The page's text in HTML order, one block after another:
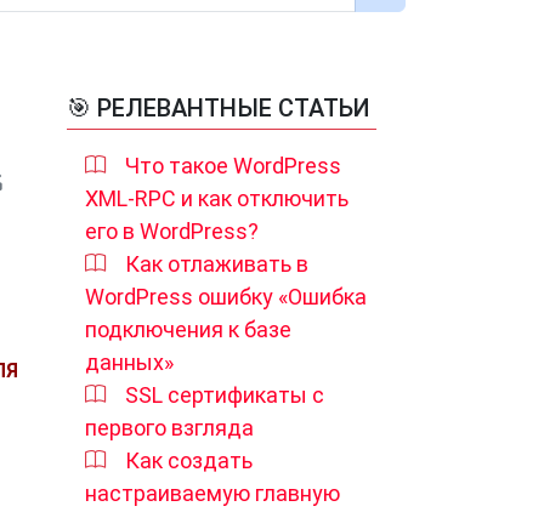
🎯 РЕЛЕВАНТНЫЕ СТАТЬИ
Что такое WordPress
XML-RPC и как отключить
его в WordPress?
Как отлаживать в
WordPress ошибку «Ошибка
подключения к базе
данных»
SSL сертификаты с
первого взгляда
Как создать
настраиваемую главную